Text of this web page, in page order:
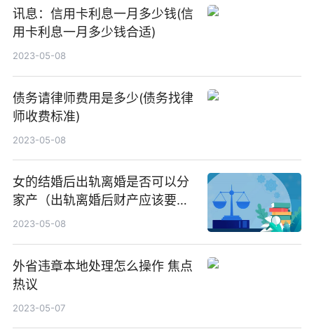
讯息：信用卡利息一月多少钱(信
用卡利息一月多少钱合适)
2023-05-08
债务请律师费用是多少(债务找律
师收费标准)
2023-05-08
女的结婚后出轨离婚是否可以分
家产（出轨离婚后财产应该要怎
样分割）
2023-05-08
外省违章本地处理怎么操作 焦点
热议
2023-05-07